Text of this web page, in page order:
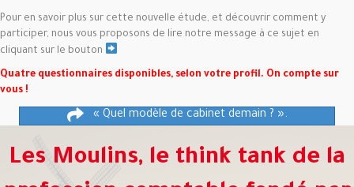
Pour en savoir plus sur cette nouvelle étude, et découvrir comment y
participer, nous vous proposons de lire notre message à ce sujet en
cliquant sur le bouton
Quatre questionnaires disponibles, selon votre profil. On compte sur
vous !
« Quel modèle de cabinet demain ? ».
Les Moulins, le think tank de la